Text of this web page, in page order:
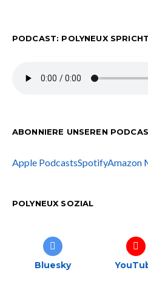
PODCAST: POLYNEUX
ABONNIERE UNSEREN
Apple PodcastsSpotifyAmazon
POLYNEUX SOZIAL
Bluesky